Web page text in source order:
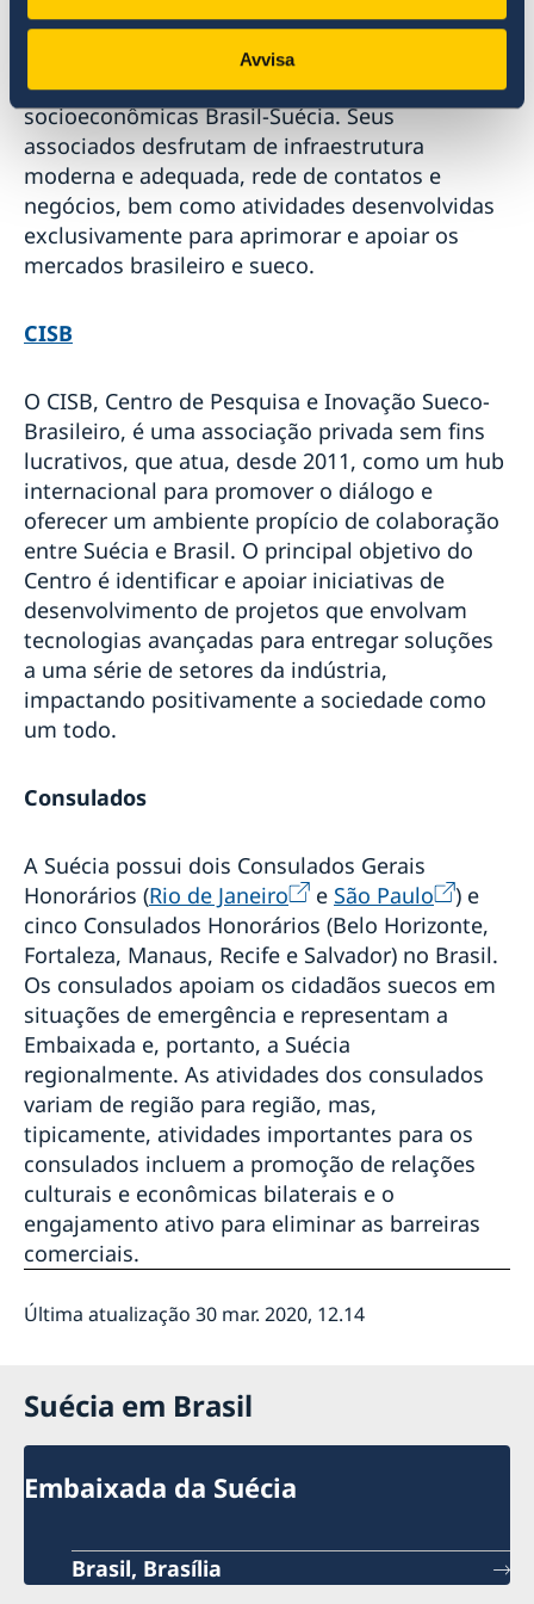
Avvisa
indústria apoio valioso por meio de sua
influência, convívio e particularidade de
conhecimento das relações políticas e
socioeconômicas Brasil-Suécia. Seus
associados desfrutam de infraestrutura
moderna e adequada, rede de contatos e
negócios, bem como atividades desenvolvidas
exclusivamente para aprimorar e apoiar os
mercados brasileiro e sueco.
CISB
O CISB, Centro de Pesquisa e Inovação Sueco-
Brasileiro, é uma associação privada sem fins
lucrativos, que atua, desde 2011, como um hub
internacional para promover o diálogo e
oferecer um ambiente propício de colaboração
entre Suécia e Brasil. O principal objetivo do
Centro é identificar e apoiar iniciativas de
desenvolvimento de projetos que envolvam
tecnologias avançadas para entregar soluções
a uma série de setores da indústria,
impactando positivamente a sociedade como
um todo.
Consulados
A Suécia possui dois Consulados Gerais
Honorários (Rio de Janeiro e São Paulo
) e
cinco Consulados Honorários (Belo Horizonte,
Fortaleza, Manaus, Recife e Salvador) no Brasil.
Os consulados apoiam os cidadãos suecos em
situações de emergência e representam a
Embaixada e, portanto, a Suécia
regionalmente. As atividades dos consulados
variam de região para região, mas,
tipicamente, atividades importantes para os
consulados incluem a promoção de relações
culturais e econômicas bilaterais e o
engajamento ativo para eliminar as barreiras
comerciais.
Última atualização 30 mar. 2020, 12.14
Suécia em Brasil
Embaixada da Suécia
Brasil, Brasília